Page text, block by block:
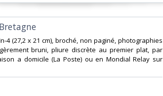
4 (27,2 x 21 cm), broché, non paginé, photographies
bruni, pliure discrète au premier plat, par
a domicile (La Poste) ou en Mondial Relay sur